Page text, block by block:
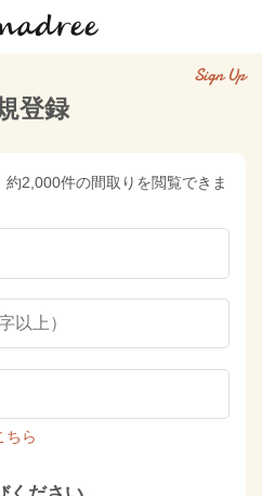
Sign Up
登録
2,000件の間取りを閲覧できま
ちら